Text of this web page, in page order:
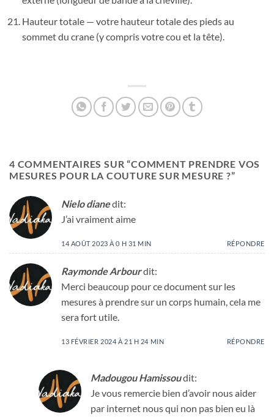
Hauteur totale — votre hauteur totale des pieds au
sommet du crane (y compris votre cou et la tête).
4 COMMENTAIRES SUR “COMMENT PRENDRE VOS
MESURES POUR LA COUTURE SUR MESURE ?”
Nielo dianedit:
J’ai vraiment aime
14 AOÛT 2023 À 0 H 31 MIN RÉPONDRE
Raymonde Arbourdit:
Merci beaucoup pour ce document sur les
mesures à prendre sur un corps humain, cela me
sera fort utile.
13 FÉVRIER 2024 À 21 H 24 MIN RÉPONDRE
Madougou Hamissoudit:
Je vous remercie bien d’avoir nous aider
par internet nous qui non pas bien eu là